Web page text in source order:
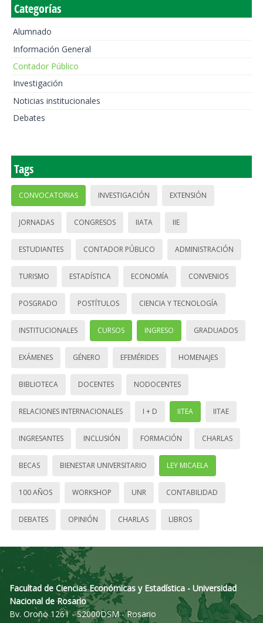
Categorías
Alumnado
Información General
Contador Público
Investigación
Noticias institucionales
Debates
Tags
CONVOCATORIAS INVESTIGACIÓN EXTENSIÓN
JORNADAS CONGRESOS IIATA IIE
ESTUDIANTES CONTADOR PÚBLICO ADMINISTRACIÓN
TURISMO ESTADÍSTICA ECONOMÍA CONVENIOS
POSGRADO POSTÍTULOS CIENCIA Y TECNOLOGÍA
INSTITUCIONALES CURSOS INGRESO GRADUADOS
EXÁMENES GÉNERO EFEMÉRIDES HOMENAJES
BIBLIOTECA DOCENTES NODOCENTES
RELACIONES INTERNACIONALES I + D IITEA IITAE
INGRESANTES INCLUSIÓN FORMACIÓN CHARLAS
BECAS BIENESTAR UNIVERSITARIO LEY MICAELA
100 AÑOS WORKSHOP UNR CONTABILIDAD
DEBATES OPINIÓN CHARLAS LIBROS
Facultad de Ciencias Económicas y Estadística - Universidad
Nacional de Rosario
Bv. Oroño 1261 - S2000DSM - Rosario